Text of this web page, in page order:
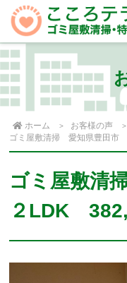
ホーム
お客様の声
ゴミ屋敷清掃 愛知県豊田
ゴミ屋敷清
２LDK